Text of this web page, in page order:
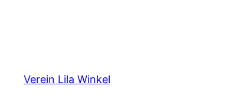
Verein Lila Winkel